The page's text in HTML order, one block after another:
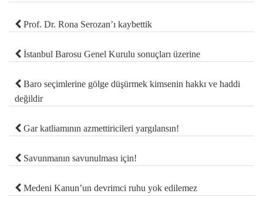
Prof. Dr. Rona Serozan’ı kaybettik
İstanbul Barosu Genel Kurulu sonuçları üzerine
Baro seçimlerine gölge düşürmek kimsenin hakkı ve haddi
değildir
Gar katliamının azmettiricileri yargılansın!
Savunmanın savunulması için!
Medeni Kanun’un devrimci ruhu yok edilemez